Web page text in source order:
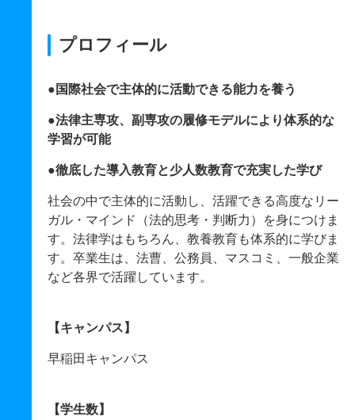
プロフィール
●国際社会で主体的に活動できる能力を養う
●法律主専攻、副専攻の履修モデルにより体系的な
学習が可能
●徹底した導入教育と少人数教育で充実した学び
社会の中で主体的に活動し、活躍できる高度なリー
ガル・マインド（法的思考・判断力）を身につけま
す。法律学はもちろん、教養教育も体系的に学びま
す。卒業生は、法曹、公務員、マスコミ、一般企業
など各界で活躍しています。
【キャンパス】
早稲田キャンパス
【学生数】